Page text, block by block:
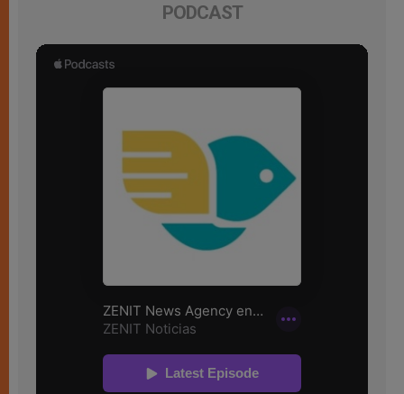
PODCAST